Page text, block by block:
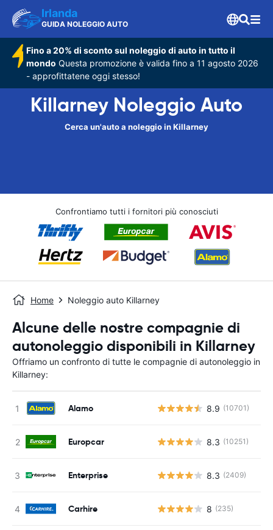
Irlanda
GUIDA NOLEGGIO AUTO
Fino a 20% di sconto sul noleggio di auto in tutto il
mondo Questa promozione è valida fino a 11 agosto 2026
- approfittatene oggi stesso!
Killarney Noleggio Auto
Cerca un'auto a noleggio in Killarney
Confrontiamo tutti i fornitori più conosciuti
Home Noleggio auto Killarney
Alcune delle nostre compagnie di
autonoleggio disponibili in Killarney
Offriamo un confronto di tutte le compagnie di autonoleggio in
Killarney:
Alamo 8.9 (10701)
Europcar 8.3 (10251)
Enterprise 8.3 (2409)
Carhire 8 (235)